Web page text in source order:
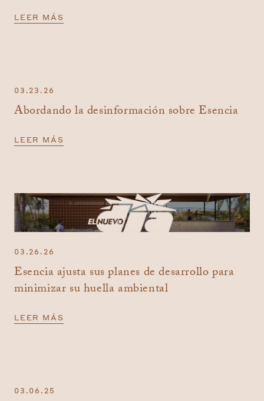
LEER MÁS
03.23.26
Abordando la desinformación sobre Esencia
LEER MÁS
03.26.26
Esencia ajusta sus planes de desarrollo para
minimizar su huella ambiental
LEER MÁS
03.06.25